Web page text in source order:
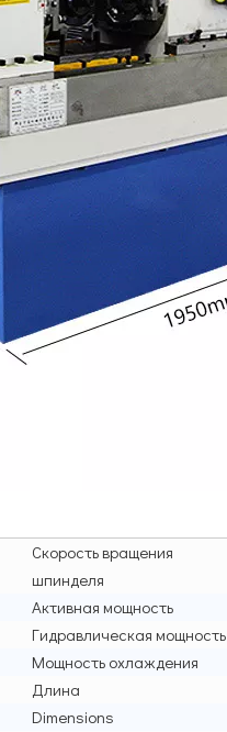
Скорость вращения
шпинделя
Активная мощность
Гидравлическая мощность
Мощность охлаждения
Длина
Dimensions